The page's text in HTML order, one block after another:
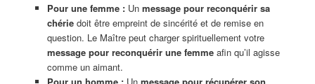
Pour une femme :Un message pour reconquérir sa
chériedoit être empreint de sincérité et de remise en
question. Le Maître peut charger spirituellement votre
message pour reconquérir une femmeafin qu’il agisse
comme un aimant.
Pour un homme :Un message pour récupérer son